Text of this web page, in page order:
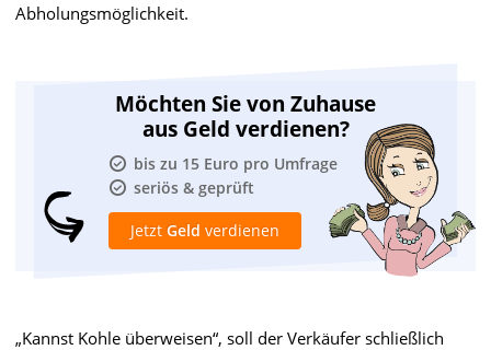
Abholungsmöglichkeit.
Möchten Sie von Zuhause
aus Geld verdienen?
bis zu 15 Euro pro Umfrage
seriös & geprüft
Jetzt Geld verdienen
„Kannst Kohle überweisen“, soll der Verkäufer schließlich